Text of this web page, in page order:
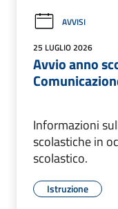
AVVISI
25 LUGLIO 2026
Avvio anno
Informazioni
scolastiche in
scolastico.
Istruzione